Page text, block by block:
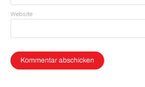
Website